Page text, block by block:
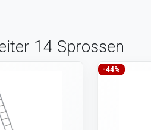
14 Sprossen
-44%